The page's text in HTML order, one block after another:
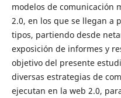
modelos de comunicación
2.0, en los que se llegan a
tipos, partiendo desde
exposición de informes y
objetivo del presente
diversas estrategias de
ejecutan en la web 2.0,